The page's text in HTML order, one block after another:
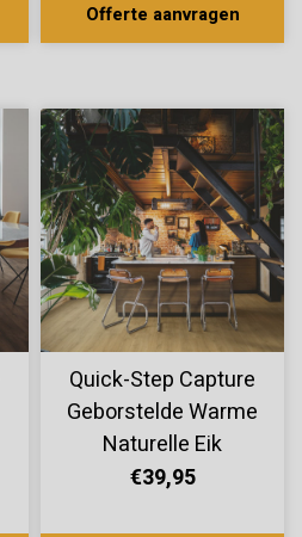
Offerte aanvragen
Quick-Step Capture
Geborstelde Warme
Naturelle Eik
SIG4762
€39,95